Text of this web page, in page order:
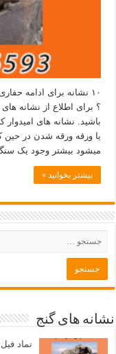
؟ برای اطلاع از نشانه
باشید. نشانه های امیدوار
یا ورقه ورقه شدن در
میشود بیشتر وجود یک
بیشتر بخوانید »
نشانه های گنج
نماد